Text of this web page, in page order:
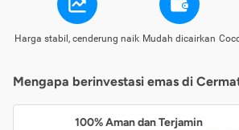
Harga stabil, cenderung naik Mudah dicairkan
Mengapa berinvestasi emas di
100% Aman dan Terjamin